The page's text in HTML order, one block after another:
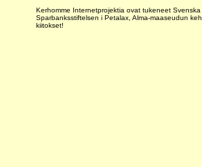
Kerhomme Internetprojektia ovat tukeneet
Sparbanksstiftelsen i Petalax, Alma-maaseudun
kiitokset!